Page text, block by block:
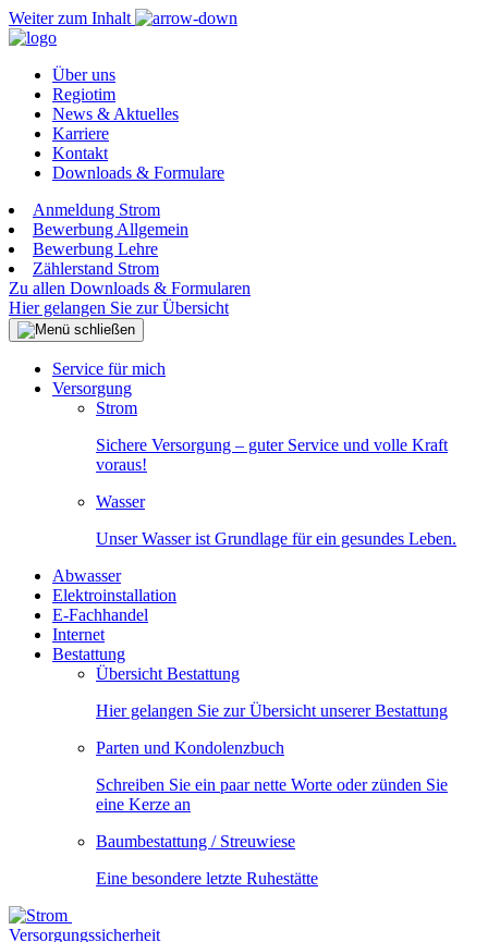
Weiter zum Inhalt
Über uns
Regiotim
News & Aktuelles
Karriere
Kontakt
Downloads & Formulare
Anmeldung Strom
Bewerbung Allgemein
Bewerbung Lehre
Zählerstand Strom
Zu allen Downloads & Formularen
Hier gelangen Sie zur Übersicht
Service für mich
Versorgung
Strom
Sichere Versorgung – guter Service und volle Kraft
voraus!
Wasser
Unser Wasser ist Grundlage für ein gesundes Leben.
Abwasser
Elektroinstallation
E-Fachhandel
Internet
Bestattung
Übersicht Bestattung
Hier gelangen Sie zur Übersicht unserer Bestattung
Parten und Kondolenzbuch
Schreiben Sie ein paar nette Worte oder zünden Sie
eine Kerze an
Baumbestattung / Streuwiese
Eine besondere letzte Ruhestätte
Versorgungssicherheit